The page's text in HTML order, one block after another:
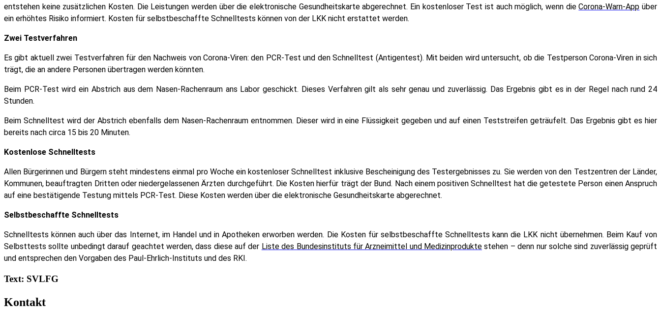
entstehen keine zusätzlichen Kosten. Die Leistungen werden über die elektronische Gesundheitskarte abgerechnet. Ein kostenloser Test ist auch möglich, wenn dieCorona-Warn-App über
ein erhöhtes Risiko informiert. Kosten für selbstbeschaffte Schnelltests können von der LKK nicht erstattet werden.
Zwei Testverfahren
Es gibt aktuell zwei Testverfahren für den Nachweis von Corona-Viren: den PCR-Test und den Schnelltest (Antigentest). Mit beiden wird untersucht, ob die Testperson Corona-Viren in sich
trägt, die an andere Personen übertragen werden könnten.
Beim PCR-Test wird ein Abstrich aus dem Nasen-Rachenraum ans Labor geschickt. Dieses Verfahren gilt als sehr genau und zuverlässig. Das Ergebnis gibt es in der Regel nach rund 24
Stunden.
Beim Schnelltest wird der Abstrich ebenfalls dem Nasen-Rachenraum entnommen. Dieser wird in eine Flüssigkeit gegeben und auf einen Teststreifen geträufelt. Das Ergebnis gibt es hier
bereits nach circa 15 bis 20 Minuten.
Kostenlose Schnelltests
Allen Bürgerinnen und Bürgern steht mindestens einmal pro Woche ein kostenloser Schnelltest inklusive Bescheinigung des Testergebnisses zu. Sie werden von den Testzentren der Länder,
Kommunen, beauftragten Dritten oder niedergelassenen Ärzten durchgeführt. Die Kosten hierfür trägt der Bund. Nach einem positiven Schnelltest hat die getestete Person einen Anspruch
auf eine bestätigende Testung mittels PCR-Test. Diese Kosten werden über die elektronische Gesundheitskarte abgerechnet.
Selbstbeschaffte Schnelltests
Schnelltests können auch über das Internet, im Handel und in Apotheken erworben werden. Die Kosten für selbstbeschaffte Schnelltests kann die LKK nicht übernehmen. Beim Kauf von
Selbsttests sollte unbedingt darauf geachtet werden, dass diese auf der Liste des Bundesinstituts für Arzneimittel und Medizinprodukte stehen – denn nur solche sind zuverlässig geprüft
und entsprechen den Vorgaben des Paul-Ehrlich-Instituts und des RKI.
Text: SVLFG
Kontakt